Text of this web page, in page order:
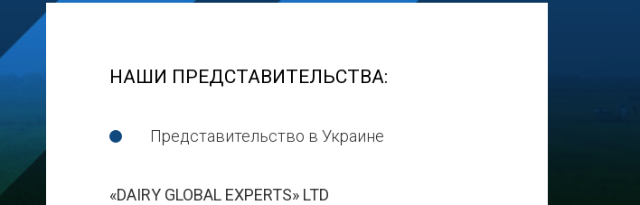
НАШИ ПРЕДСТАВИТЕЛЬСТВА:
Представительство в Украине
«DAIRY GLOBAL EXPERTS» LTD